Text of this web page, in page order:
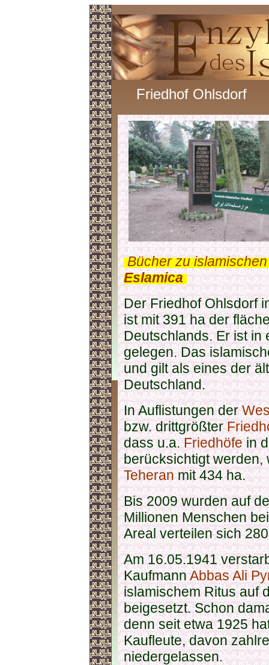
Friedhof Ohlsdorf
.Bücher zu
Eslamica.
Der Friedhof Ohlsdorf
ist mit 391 ha der
Deutschlands. Er ist in
gelegen. Das
und gilt als eines der
Deutschland.
In Auflistungen der
bzw. drittgrößter
dass u.a.Friedhöfein
berücksichtigt werden,
Teheranmit 434 ha.
Bis 2009 wurden auf
Millionen Menschen
Areal verteilen sich
Am 16.05.1941
KaufmannAbbas Ali
islamischem Ritus auf
beigesetzt. Schon
denn seit etwa 1925
Kaufleute, davon
niedergelassen.